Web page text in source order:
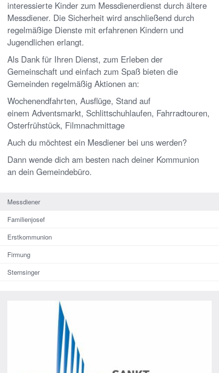
interessierte Kinder zum Messdienerdienst durch ältere
Messdiener. Die Sicherheit wird anschließend durch
regelmäßige Dienste mit erfahrenen Kindern und
Jugendlichen erlangt.
Als Dank für Ihren Dienst, zum Erleben der
Gemeinschaft und einfach zum Spaß bieten die
Gemeinden regelmäßig Aktionen an:
Wochenendfahrten, Ausflüge, Stand auf
einem Adventsmarkt, Schlittschuhlaufen, Fahrradtouren,
Osterfrühstück, Filmnachmittage
Auch du möchtest ein Mesdiener bei uns werden?
Dann wende dich am besten nach deiner Kommunion
an dein Gemeindebüro.
Messdiener
Familienjosef
Erstkommunion
Firmung
Sternsinger